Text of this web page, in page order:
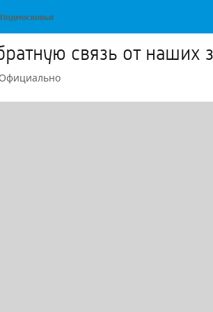
связь от наших
Официально